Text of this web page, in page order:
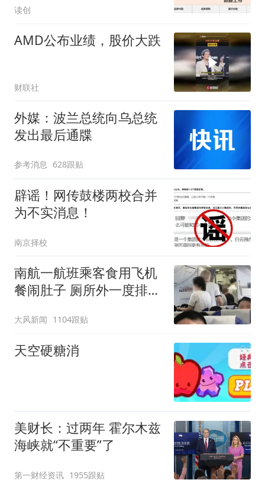
读创
AMD公布业绩，股价大跌
财联社
外媒：波兰总统向乌总统
发出最后通牒
参考消息 628跟贴
辟谣！网传鼓楼两校合并
为不实消息！
南京择校
南航一航班乘客食用飞机
餐闹肚子 厕所外一度排长
大风新闻 1104跟贴
天空硬糖消
美财长：过两年 霍尔木兹
海峡就“不重要”了
第一财经资讯 1955跟贴